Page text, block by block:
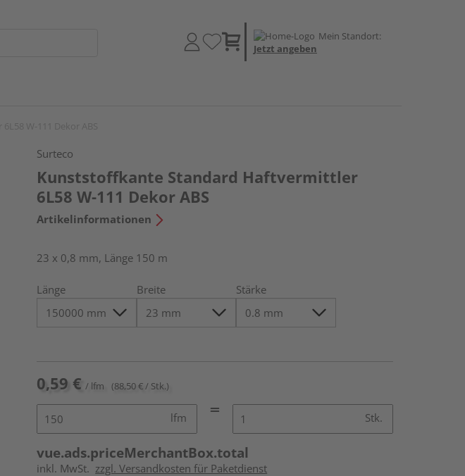
Mein Standort:
Jetzt angeben
Surteco
Kunststoffkante Standard Haftvermittler
6L58 W-111 Dekor ABS
Artikelinformationen
23 x 0,8 mm, Länge 150 m
Länge Breite Stärke
0,59 € / lfm (88,50 € / Stk.)
lfm Stk.
vue.ads.priceMerchantBox.total
inkl. MwSt. zzgl. Versandkosten für Paketdienst